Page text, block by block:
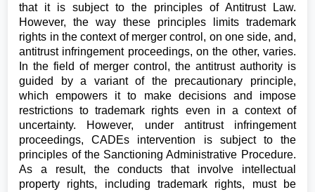
that it is subject to the principles of Antitrust Law.
However, the way these principles limits trademark
rights in the context of merger control, on one side, and,
antitrust infringement proceedings, on the other, varies.
In the field of merger control, the antitrust authority is
guided by a variant of the precautionary principle,
which empowers it to make decisions and impose
restrictions to trademark rights even in a context of
uncertainty. However, under antitrust infringement
proceedings, CADEs intervention is subject to the
principles of the Sanctioning Administrative Procedure.
As a result, the conducts that involve intellectual
property rights, including trademark rights, must be